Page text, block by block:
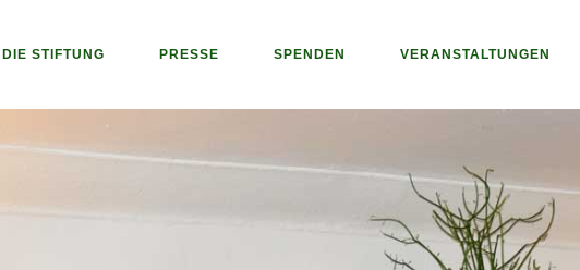
DIE STIFTUNG PRESSE SPENDEN VERANSTALTUNGEN